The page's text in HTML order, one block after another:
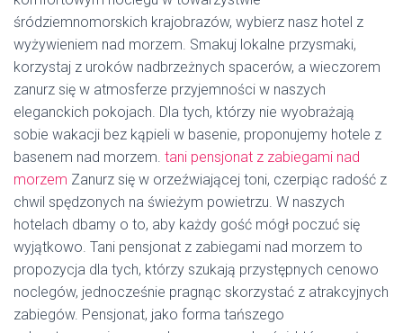
śródziemnomorskich krajobrazów, wybierz nasz hotel z
wyżywieniem nad morzem. Smakuj lokalne przysmaki,
korzystaj z uroków nadbrzeżnych spacerów, a wieczorem
zanurz się w atmosferze przyjemności w naszych
eleganckich pokojach. Dla tych, którzy nie wyobrażają
sobie wakacji bez kąpieli w basenie, proponujemy hotele z
basenem nad morzem. tani pensjonat z zabiegami nad
morzem Zanurz się w orzeźwiającej toni, czerpiąc radość z
chwil spędzonych na świeżym powietrzu. W naszych
hotelach dbamy o to, aby każdy gość mógł poczuć się
wyjątkowo. Tani pensjonat z zabiegami nad morzem to
propozycja dla tych, którzy szukają przystępnych cenowo
noclegów, jednocześnie pragnąc skorzystać z atrakcyjnych
zabiegów. Pensjonat, jako forma tańszego